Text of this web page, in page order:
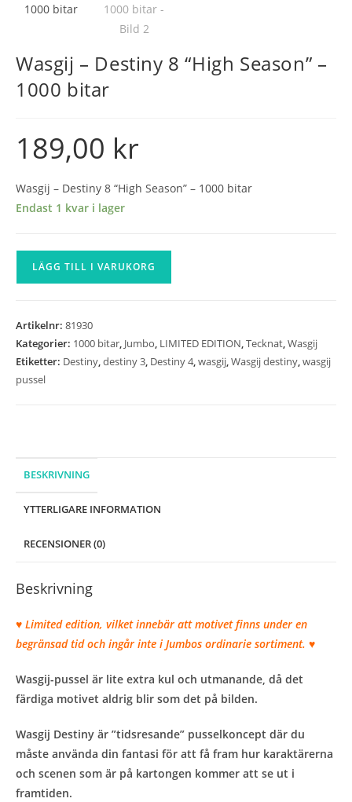
Wasgij – Destiny 8 “High Season” –
1000 bitar
189,00 kr
Wasgij – Destiny 8 “High Season” – 1000 bitar
Endast 1 kvar i lager
Wasgij
"High
Season"
-
LÄGG TILL I VARUKORG
Artikelnr: 81930
Kategorier: 1000 bitar, Jumbo, LIMITED EDITION,Tecknat,Wasgij
Etiketter: Destiny,destiny 3, Destiny 4,wasgij,Wasgij destiny,wasgij
pussel
BESKRIVNING
YTTERLIGARE INFORMATION
RECENSIONER (0)
Beskrivning
♥ Limited edition, vilket innebär att motivet finns under en
begränsad tid och ingår inte i Jumbos ordinarie sortiment. ♥
Wasgij-pussel är lite extra kul och utmanande, då det
färdiga motivet aldrig blir som det på bilden.
Wasgij Destiny är ”tidsresande” pusselkoncept där du
måste använda din fantasi för att få fram hur karaktärerna
och scenen som är på kartongen kommer att se ut i
framtiden.